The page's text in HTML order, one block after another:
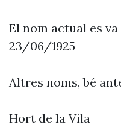
El nom actual es
23/06/1925
Altres noms, bé
Hort de la Vila